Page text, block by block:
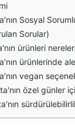
Sosyal
Sorular)
ürünleri
ürünlerinde
vegan
özel günler için
sürdürülebilirlik